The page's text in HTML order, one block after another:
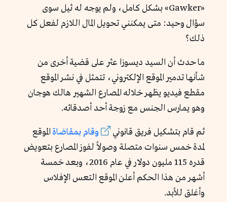
«Gawker» بشكل كامل، ولم يوجه له ثيل سوى
سؤال وحيد: متى يمكنني تحويل المال اللازم لفعل كل
ذلك؟
ما حدث أن السيد ديسوزا عثر على قضية أخرى من
شأنها تدمير الموقع الإلكتروني، تتمثل في نشر الموقع
مقطع فيديو يظهر خلاله المصارع الشهير هالك هوجان
وهو يمارس الجنس مع زوجة أحد أصدقائه.
ثم قام بتشكيل فريق قانوني وقام بمقاضاة الموقع
لمدة خمس سنوات متصلة وصولاً لفوز المصارع بتعويض
قدره 115 مليون دولار في عام 2016، وبعد خمسة
أشهر من هذا الحكم أعلن الموقع التعس الإفلاس
وأغلق للأبد.